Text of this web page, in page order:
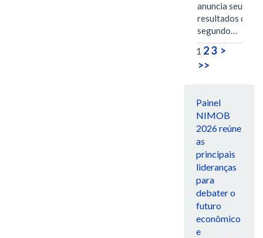
anuncia seus
resultados do
segundo…
1 23 >
>>
Painel
NIMOB
2026 reúne
as
principais
lideranças
para
debater o
futuro
econômico
e